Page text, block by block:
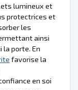
lumineux et
protectrices et
les
ainsi
la porte. En
favorise la
en soi